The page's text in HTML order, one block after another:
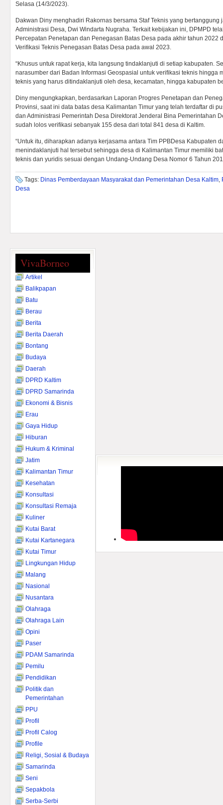
Selasa (14/3/2023).
Dakwan Diny menghadiri Rakornas bersama Staf Teknis yang bertanggung
Administrasi Desa, Dwi Windarta Nugraha. Terkait kebijakan ini, DPMPD
Percepatan Penetapan dan Penegasan Batas Desa pada akhir tahun 2022
Verifikasi Teknis Penegasan Batas Desa pada awal 2023.
“Khusus untuk rapat kerja, kita langsung tindaklanjuti di setiap kabupaten.
narasumber dari Badan Informasi Geospasial untuk verifikasi teknis hingga
teknis yang harus ditindaklanjuti oleh desa, kecamatan, hingga kabupaten
Diny mengungkapkan, berdasarkan Laporan Progres Penetapan dan
Provinsi, saat ini data batas desa Kalimantan Timur yang telah terdaftar di
dan Administrasi Pemerintah Desa Direktorat Jenderal Bina Pemerintahan
sudah lolos verifikasi sebanyak 155 desa dari total 841 desa di Kaltim.
“Untuk itu, diharapkan adanya kerjasama antara Tim PPBDesa Kabupaten
menindaklanjuti hal tersebut sehingga desa di Kalimantan Timur memiliki
teknis dan yuridis sesuai dengan Undang-Undang Desa Nomor 6 Tahun
Tags: Dinas Pemberdayaan Masyarakat dan Pemerintahan Desa Kaltim,
Desa
VivaBorneo
Artikel
Balikpapan
Batu
Berau
Berita
Berita Daerah
Bontang
Budaya
Daerah
DPRD Kaltim
DPRD Samarinda
Ekonomi & Bisnis
Erau
Gaya Hidup
Hiburan
Hukum & Kriminal
Jatim
Kalimantan Timur
Kesehatan
Konsultasi
Konsultasi Remaja
Kuliner
Kutai Barat
Kutai Kartanegara
Kutai Timur
Lingkungan Hidup
Malang
Nasional
Nusantara
Olahraga
Olahraga Lain
Opini
Paser
PDAM Samarinda
Pemilu
Pendidikan
Politik dan
Pemerintahan
PPU
Profil
Profil Calog
Profile
Religi, Sosial & Budaya
Samarinda
Seni
Sepakbola
Serba-Serbi